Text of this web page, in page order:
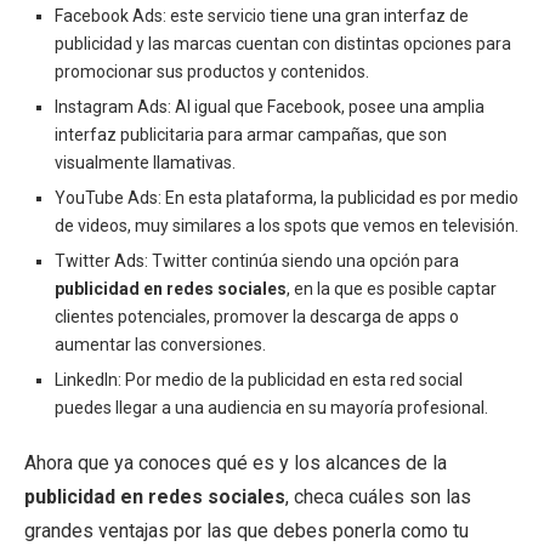
Facebook Ads: este servicio tiene una gran interfaz de
publicidad y las marcas cuentan con distintas opciones para
promocionar sus productos y contenidos.
Instagram Ads: Al igual que Facebook, posee una amplia
interfaz publicitaria para armar campañas, que son
visualmente llamativas.
YouTube Ads: En esta plataforma, la publicidad es por medio
de videos, muy similares a los spots que vemos en televisión.
Twitter Ads: Twitter continúa siendo una opción para
publicidad en redes sociales, en la que es posible captar
clientes potenciales, promover la descarga de apps o
aumentar las conversiones.
LinkedIn: Por medio de la publicidad en esta red social
puedes llegar a una audiencia en su mayoría profesional.
Ahora que ya conoces qué es y los alcances de la
publicidad en redes sociales, checa cuáles son las
grandes ventajas por las que debes ponerla como tu